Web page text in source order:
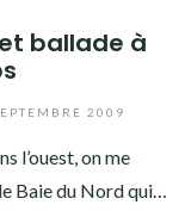
ballade à
2009
l’ouest, on me
Baie du Nord qui…